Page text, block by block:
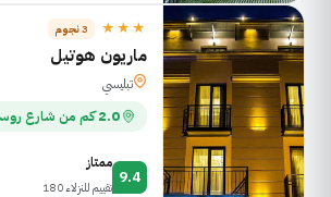
★★★ 3 نجوم
ماريون هوتيل
تبليسي
2.0 كم من شارع روستافيلي
9.4
ممتاز
تقييم للنزلاء 180